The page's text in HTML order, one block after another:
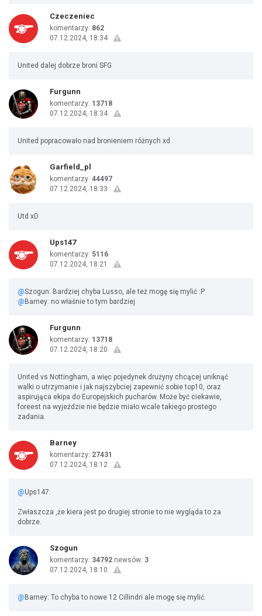
Czeczeniec
komentarzy: 862
07.12.2024, 18:34
United dalej dobrze broni SFG
Furgunn
komentarzy: 13718
07.12.2024, 18:34
United popracowało nad bronieniem różnych xd
Garfield_pl
komentarzy: 44497
07.12.2024, 18:33
Utd xD
Ups147
komentarzy: 5116
07.12.2024, 18:21
@Szogun: Bardziej chyba Lusso, ale też mogę się mylić :P
@ Barney: no właśnie to tym bardziej
Furgunn
komentarzy: 13718
07.12.2024, 18:20
United vs Nottingham, a więc pojedynek drużyny chcącej uniknąć
walki o utrzymanie i jak najszybciej zapewnić sobie top10, oraz
aspirująca ekipa do Europejskich pucharów. Może być ciekawie,
foreest na wyjeździe nie będzie miało wcale takiego prostego
zadania.
Barney
komentarzy: 27431
07.12.2024, 18:12
@Ups147:
Zwłaszcza ,że kiera jest po drugiej stronie to nie wygląda to za
dobrze.
Szogun
komentarzy: 34792 newsów: 3
07.12.2024, 18:10
@ Barney: To chyba to nowe 12 Cillindri ale mogę się mylić.